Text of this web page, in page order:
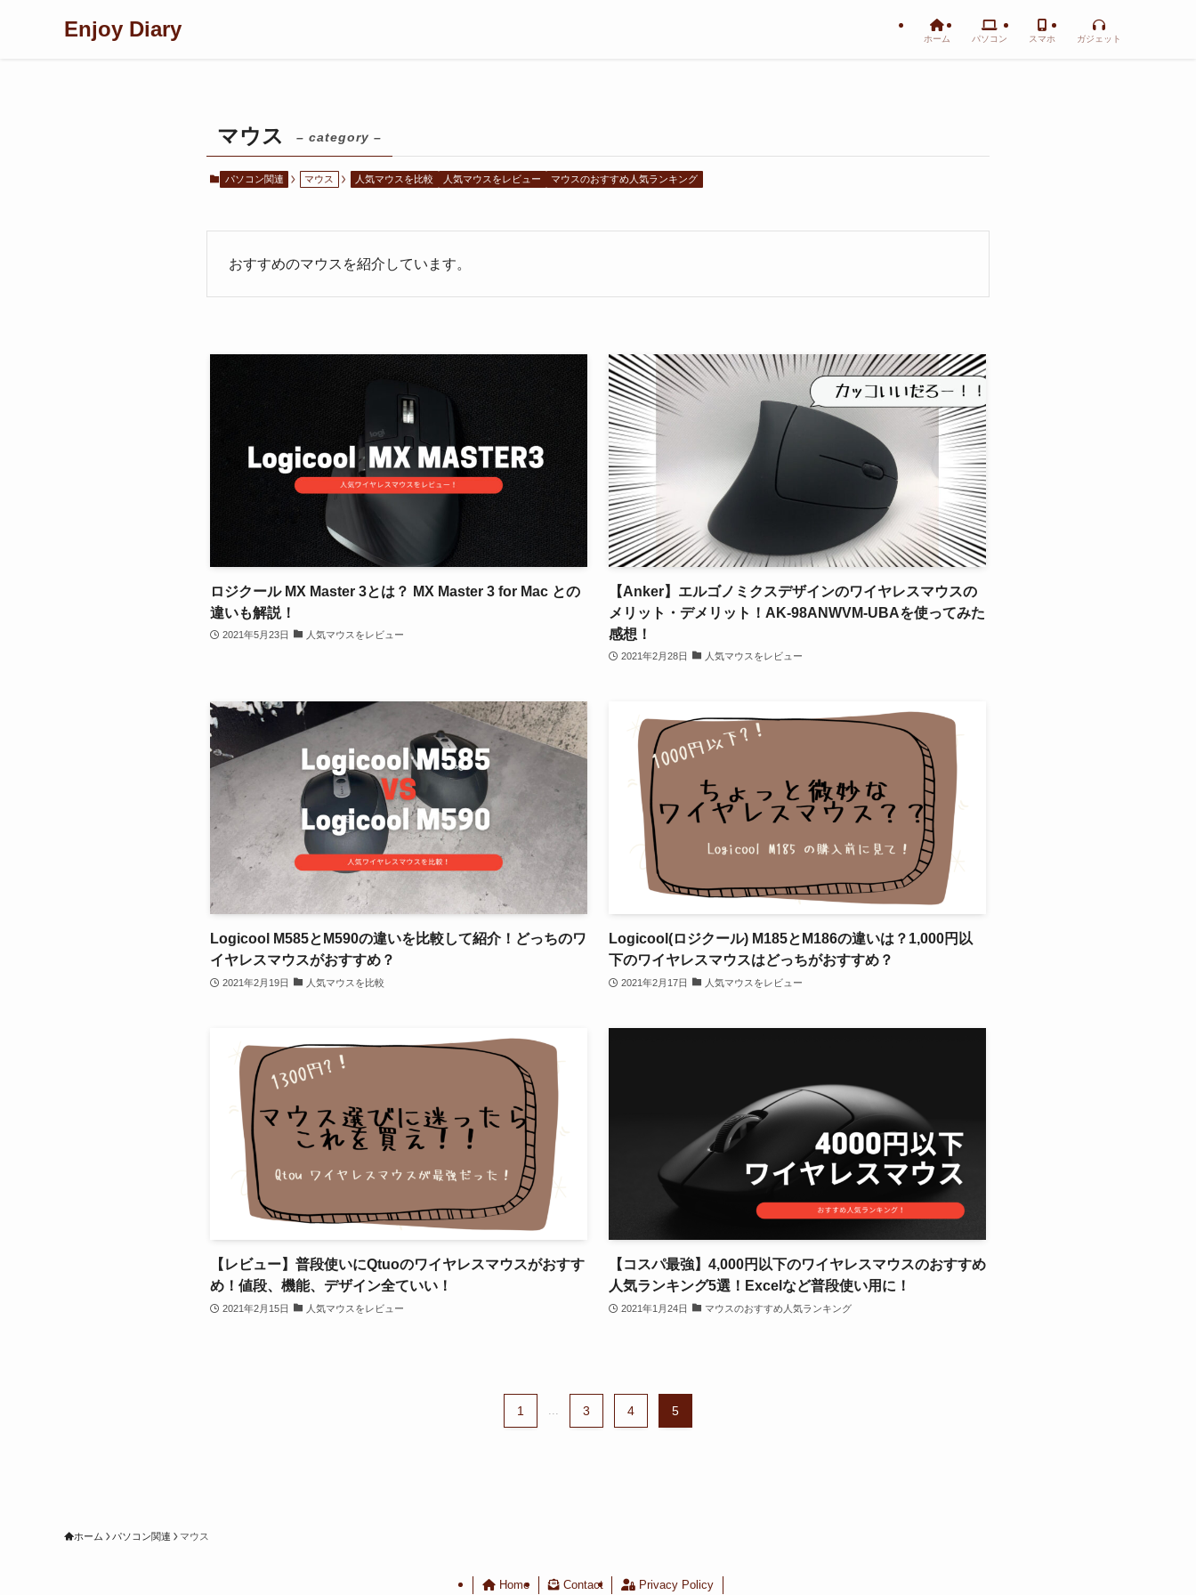
Enjoy Diary ホーム パソコン スマホ ガジェット
マウス – category –
パソコン関連 マウス 人気マウスを比較 人気マウスをレビュー マウスのおすすめ人気ランキング
おすすめのマウスを紹介しています。
ロジクール MX Master 3とは？ MX Master 3 for Mac との
違いも解説！
2021年5月23日 人気マウスをレビュー
【Anker】エルゴノミクスデザインのワイヤレスマウスの
メリット・デメリット！AK-98ANWVM-UBAを使ってみた
感想！
2021年2月28日 人気マウスをレビュー
Logicool M585とM590の違いを比較して紹介！どっちのワ
イヤレスマウスがおすすめ？
2021年2月19日 人気マウスを比較
Logicool(ロジクール) M185とM186の違いは？1,000円以
下のワイヤレスマウスはどっちがおすすめ？
2021年2月17日 人気マウスをレビュー
【レビュー】普段使いにQtuoのワイヤレスマウスがおすす
め！値段、機能、デザイン全ていい！
2021年2月15日 人気マウスをレビュー
【コスパ最強】4,000円以下のワイヤレスマウスのおすすめ
人気ランキング5選！Excelなど普段使い用に！
2021年1月24日 マウスのおすすめ人気ランキング
1 3 4 5
ホーム パソコン関連 マウス
Home Contact Privacy Policy